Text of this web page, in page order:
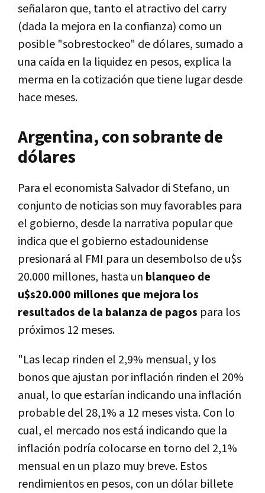
señalaron que, tanto el atractivo del carry
(dada la mejora en la confianza) como un
posible "sobrestockeo" de dólares, sumado a
una caída en la liquidez en pesos, explica la
merma en la cotización que tiene lugar desde
hace meses.
Argentina, con sobrante de
dólares
Para el economista Salvador di Stefano, un
conjunto de noticias son muy favorables para
el gobierno, desde la narrativa popular que
indica que el gobierno estadounidense
presionará al FMI para un desembolso de u$s
20.000 millones, hasta un blanqueo de
u$s20.000 millones que mejora los
resultados de la balanza de pagos para los
próximos 12 meses.
"Las lecap rinden el 2,9% mensual, y los
bonos que ajustan por inflación rinden el 20%
anual, lo que estarían indicando una inflación
probable del 28,1% a 12 meses vista. Con lo
cual, el mercado nos está indicando que la
inflación podría colocarse en torno del 2,1%
mensual en un plazo muy breve. Estos
rendimientos en pesos, con un dólar billete